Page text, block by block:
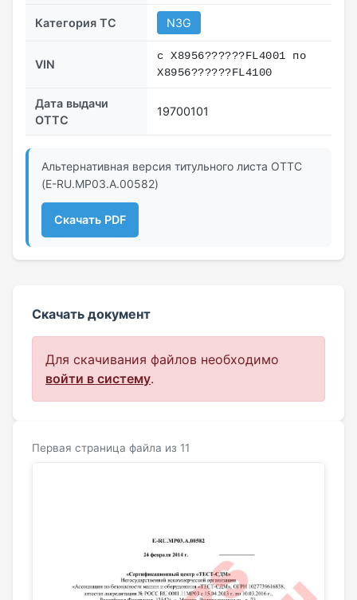
Категория ТС N3G
VIN
с X8956??????FL4001 по
X8956??????FL4100
Дата выдачи
ОТТС
19700101
Альтернативная версия титульного листа ОТТС
(E-RU.МР03.A.00582)
Скачать PDF
Скачать документ
Для скачивания файлов необходимо
войти в систему.
Первая страница файла из 11